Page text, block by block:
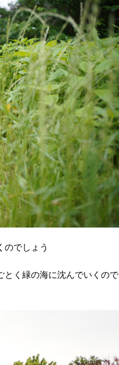
のでしょう
とく緑の海に沈んでいくので